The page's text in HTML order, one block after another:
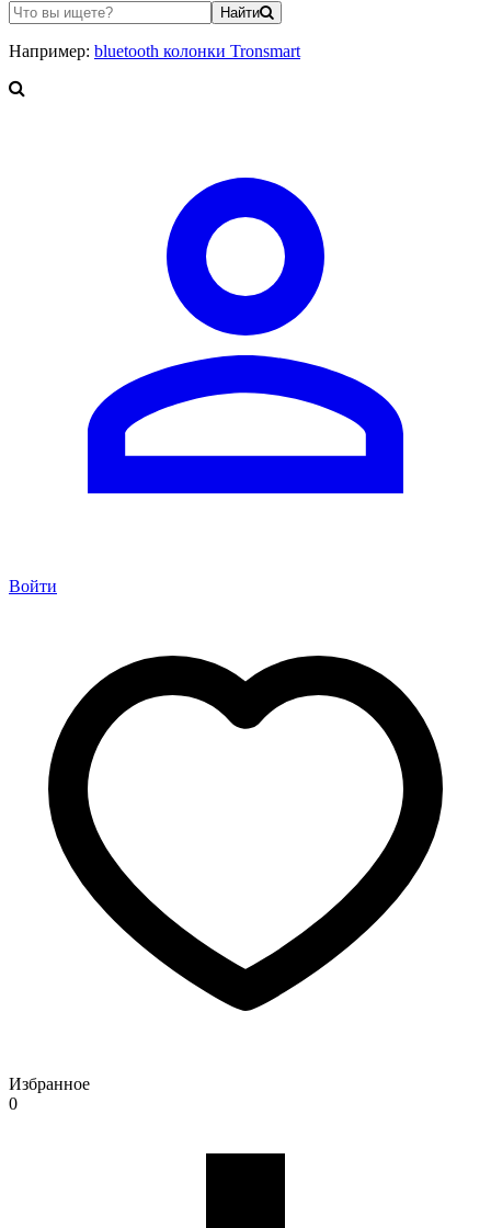
Найти
Например: bluetooth колонки Tronsmart
Войти
Избранное
0